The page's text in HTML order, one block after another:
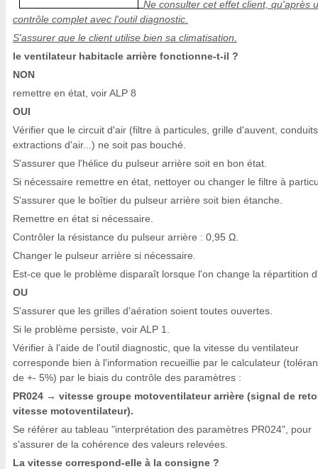
Ne consulter cet effet client, qu'après
contrôle complet avec l'outil diagnostic.
S'assurer que le client utilise bien sa climatisation.
le ventilateur habitacle arrière fonctionne-t-il ?
NON
remettre en état, voir ALP 8
OUI
Vérifier que le circuit d'air (filtre à particules, grille d'auvent,
extractions d'air...) ne soit pas bouché.
S'assurer que l'hélice du pulseur arrière soit en bon état.
Si nécessaire remettre en état, nettoyer ou changer le filtre à
S'assurer que le boîtier du pulseur arrière soit bien étanche.
Remettre en état si nécessaire.
Contrôler la résistance du pulseur arrière : 0,95 Ω.
Changer le pulseur arrière si nécessaire.
Est-ce que le problème disparaît lorsque l'on change la répartition
OU
S'assurer que les grilles d'aération soient toutes ouvertes.
Si le problème persiste, voir ALP 1.
Vérifier à l'aide de l'outil diagnostic, que la vitesse du ventilateur
corresponde bien à l'information recueillie par le calculateur
de +- 5%) par le biais du contrôle des paramètres :
PR024 → vitesse groupe motoventilateur arrière (signal de
vitesse motoventilateur).
Se référer au tableau "interprétation des paramètres PR024", pour
s'assurer de la cohérence des valeurs relevées.
La vitesse correspond-elle à la consigne ?